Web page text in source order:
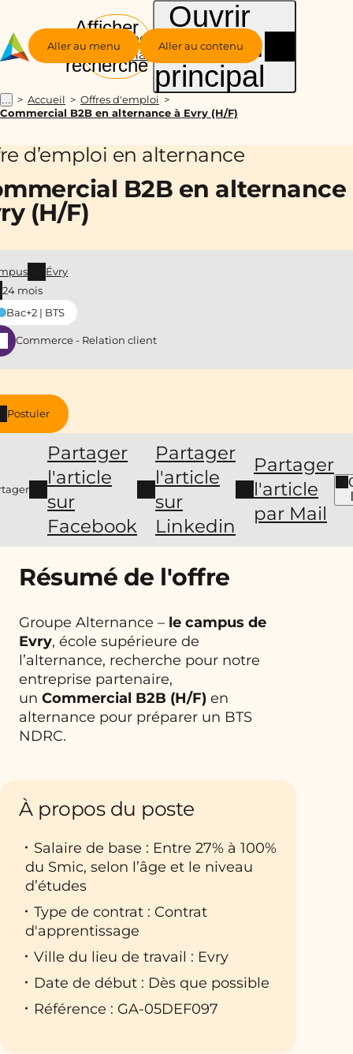
Aller au menu Aller au contenu
Groupe
Alternance
Afficher
la
recherche
Ouvrir
le menu
principal
... Accueil
Offres d'emploi
Commercial B2B en alternance à Evry (H/F)
d’emploi en alternance
B2B en alternance
(H/F)
Postuler
Partager
l'article
sur
Facebook
Partager
l'article
sur
Linkedin
Partager
l'article
par Mail
Évry
24 mois
Bac+2 | BTS
Commerce - Relation client
Résumé de l'offre
Groupe Alternance – le campus de
Evry, école supérieure de
l’alternance, recherche pour notre
entreprise partenaire,
un Commercial B2B (H/F) en
alternance pour préparer un BTS
NDRC.
À propos du poste
Salaire de base : Entre 27% à 100%
du Smic, selon l’âge et le niveau
d’études
Type de contrat : Contrat
d'apprentissage
Ville du lieu de travail : Evry
Date de début : Dès que possible
Référence : GA-05DEF097